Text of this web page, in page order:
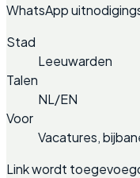
WhatsApp
Stad
Leeuwarden
Talen
NL/EN
Voor
Vacatures,
Link wordt